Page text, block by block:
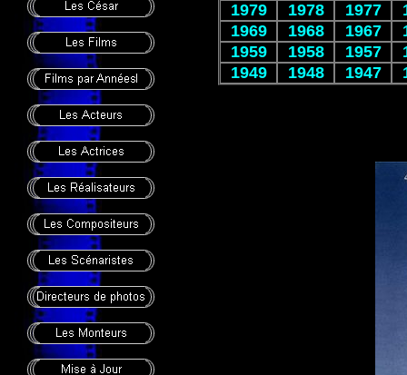
1979
1978 1977
1969
1968 1967
1959
1958 1957
1949
1948 1947